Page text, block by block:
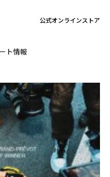
公式オンラインストア
ト情報